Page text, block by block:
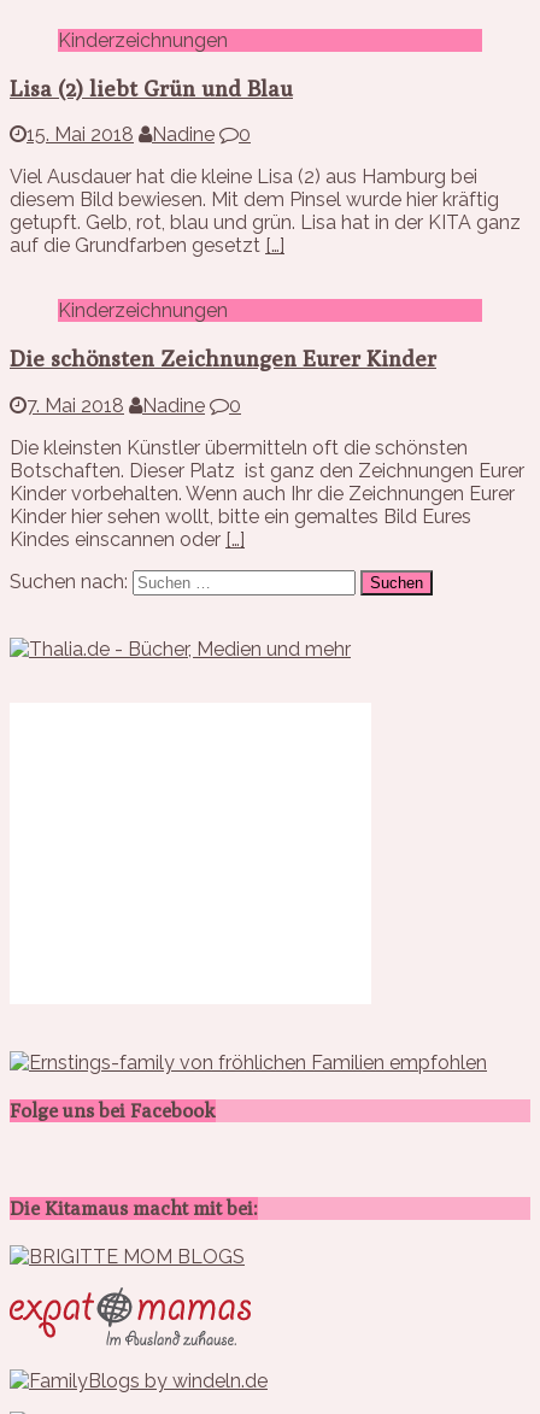
Kinderzeichnungen
Lisa (2) liebt Grün und Blau
15. Mai 2018 Nadine
0
Viel Ausdauer hat die kleine Lisa (2) aus Hamburg bei
diesem Bild bewiesen. Mit dem Pinsel wurde hier kräftig
getupft. Gelb, rot, blau und grün. Lisa hat in der KITA ganz
auf die Grundfarben gesetzt […]
Kinderzeichnungen
Die schönsten Zeichnungen Eurer Kinder
7. Mai 2018 Nadine
0
Die kleinsten Künstler übermitteln oft die schönsten
Botschaften. Dieser Platz ist ganz den Zeichnungen Eurer
Kinder vorbehalten. Wenn auch Ihr die Zeichnungen Eurer
Kinder hier sehen wollt, bitte ein gemaltes Bild Eures
Kindes einscannen oder […]
Suchen nach:
Folge uns bei Facebook
Die Kitamaus macht mit bei: